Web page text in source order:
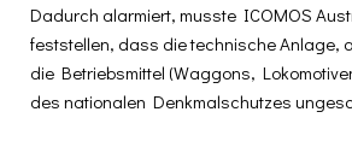
Dadurch alarmiert, musste ICOMOS
feststellen, dass die technische Anlage,
die Betriebsmittel (Waggons,
des nationalen Denkmalschutzes